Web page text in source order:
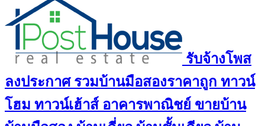
รับจ้างโพส
ลงประกาศ รวมบ้านมือสองราคาถูก ทาวน์
โฮม ทาวน์เฮ้าส์ อาคารพาณิชย์ ขายบ้าน